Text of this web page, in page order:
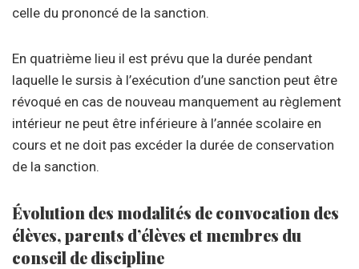
celle du prononcé de la sanction.
En quatrième lieu il est prévu que la durée pendant
laquelle le sursis à l’exécution d’une sanction peut être
révoqué en cas de nouveau manquement au règlement
intérieur ne peut être inférieure à l’année scolaire en
cours et ne doit pas excéder la durée de conservation
de la sanction.
Évolution des modalités de convocation des
élèves, parents d’élèves et membres du
conseil de discipline